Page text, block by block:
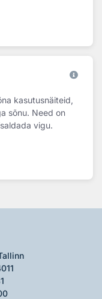
kasutusnäiteid,
sõnu. Need on
vigu.